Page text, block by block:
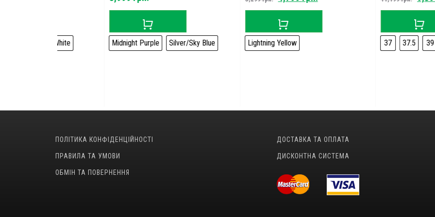
Midnight Purple Silver/Sky Blue
price
5,299 грн..
price
is:
4,799 грн..
Lightning Yellow
price
11,199 грн..
price
is:
39 40
ПОЛІТИКА КОНФІДЕНЦІЙНОСТІ
ПРАВИЛА ТА УМОВИ
ОБМІН ТА ПОВЕРНЕННЯ
ДОСТАВКА ТА ОПЛАТА
ДИСКОНТНА СИСТЕМА